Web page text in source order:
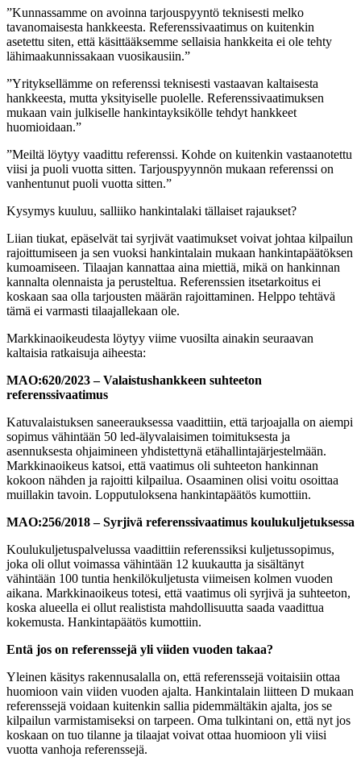
”Kunnassamme on avoinna tarjouspyyntö teknisesti melko
tavanomaisesta hankkeesta. Referenssivaatimus on kuitenkin
asetettu siten, että käsittääksemme sellaisia hankkeita ei ole tehty
lähimaakunnissakaan vuosikausiin.”
”Yrityksellämme on referenssi teknisesti vastaavan kaltaisesta
hankkeesta, mutta yksityiselle puolelle. Referenssivaatimuksen
mukaan vain julkiselle hankintayksikölle tehdyt hankkeet
huomioidaan.”
”Meiltä löytyy vaadittu referenssi. Kohde on kuitenkin vastaanotettu
viisi ja puoli vuotta sitten. Tarjouspyynnön mukaan referenssi on
vanhentunut puoli vuotta sitten.”
Kysymys kuuluu, salliiko hankintalaki tällaiset rajaukset?
Liian tiukat, epäselvät tai syrjivät vaatimukset voivat johtaa kilpailun
rajoittumiseen ja sen vuoksi hankintalain mukaan hankintapäätöksen
kumoamiseen. Tilaajan kannattaa aina miettiä, mikä on hankinnan
kannalta olennaista ja perusteltua. Referenssien itsetarkoitus ei
koskaan saa olla tarjousten määrän rajoittaminen. Helppo tehtävä
tämä ei varmasti tilaajallekaan ole.
Markkinaoikeudesta löytyy viime vuosilta ainakin seuraavan
kaltaisia ratkaisuja aiheesta:
MAO:620/2023 – Valaistushankkeen suhteeton
referenssivaatimus
Katuvalaistuksen saneerauksessa vaadittiin, että tarjoajalla on aiempi
sopimus vähintään 50 led-älyvalaisimen toimituksesta ja
asennuksesta ohjaimineen yhdistettynä etähallintajärjestelmään.
Markkinaoikeus katsoi, että vaatimus oli suhteeton hankinnan
kokoon nähden ja rajoitti kilpailua. Osaaminen olisi voitu osoittaa
muillakin tavoin. Lopputuloksena hankintapäätös kumottiin.
MAO:256/2018 – Syrjivä referenssivaatimus koulukuljetuksessa
Koulukuljetuspalvelussa vaadittiin referenssiksi kuljetussopimus,
joka oli ollut voimassa vähintään 12 kuukautta ja sisältänyt
vähintään 100 tuntia henkilökuljetusta viimeisen kolmen vuoden
aikana. Markkinaoikeus totesi, että vaatimus oli syrjivä ja suhteeton,
koska alueella ei ollut realistista mahdollisuutta saada vaadittua
kokemusta. Hankintapäätös kumottiin.
Entä jos on referenssejä yli viiden vuoden takaa?
Yleinen käsitys rakennusalalla on, että referenssejä voitaisiin ottaa
huomioon vain viiden vuoden ajalta. Hankintalain liitteen D mukaan
referenssejä voidaan kuitenkin sallia pidemmältäkin ajalta, jos se
kilpailun varmistamiseksi on tarpeen. Oma tulkintani on, että nyt jos
koskaan on tuo tilanne ja tilaajat voivat ottaa huomioon yli viisi
vuotta vanhoja referenssejä.